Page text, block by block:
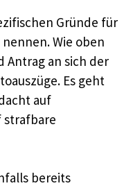
Gründe für
Wie oben
Antrag an sich der
Es geht
auf
strafbare
bereits